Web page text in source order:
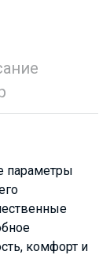
параметры
комфорт и